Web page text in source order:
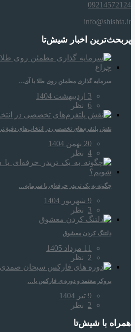
09214572124
info@shishta.ir
پربحث‌ترین اخبار شیش‌تا
سرمایه‌ گذاری مطمئن روی طلا با آی…
3 اردیبهشت 1404
6 نظر
نقش پلتفرم‌های تخصصی در انتخاب‌های دقیق‌تر
20 بهمن 1404
4 نظر
چگونه به یک تریدر حرفه‌ای با سرمایه…
9 شهریور 1404
3 نظر
دلتنگ کردن معشوق
11 مرداد 1405
2 نظر
بروکر معتمد و دوره‌ ی فارکس با…
9 تیر 1404
2 نظر
همراه‌ با شیش‌تا